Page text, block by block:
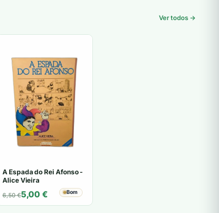
Ver todos →
A Espada do Rei Afonso -
Alice Vieira
6,50€
O
preço
5,00 €
O
preço
Bom